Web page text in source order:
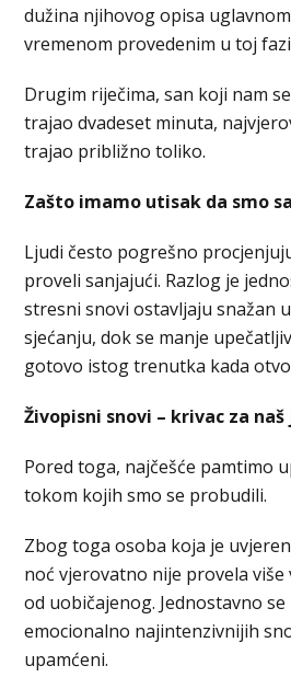
dužina njihovog opisa
vremenom provedenim u toj
Drugim riječima, san koji nam
trajao dvadeset minuta,
trajao približno toliko.
Zašto imamo utisak da smo
Ljudi često pogrešno
proveli sanjajući. Razlog je
stresni snovi ostavljaju snažan
sjećanju, dok se manje
gotovo istog trenutka kada
Živopisni snovi – krivac za
Pored toga, najčešće pamtimo
tokom kojih smo se probudili.
Zbog toga osoba koja je
noć vjerovatno nije provela više
od uobičajenog. Jednostavno
emocionalno najintenzivnijih
upamćeni.